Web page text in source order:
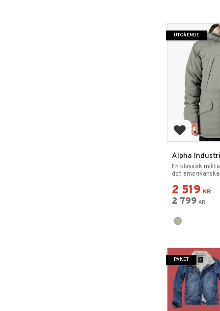
Lägg till i
Alpha
Expedition
En klassisk
det
2 519 KR
2 799 KR
UTGÅENDE
PAKET